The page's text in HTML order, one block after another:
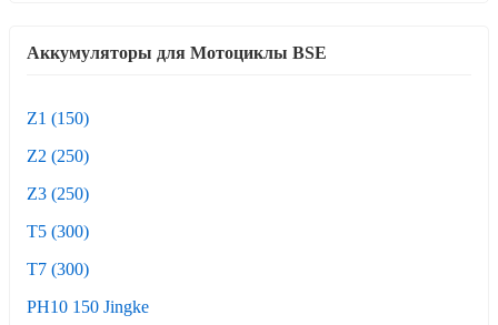
Аккумуляторы для Мотоциклы BSE
Z1 (150)
Z2 (250)
Z3 (250)
T5 (300)
T7 (300)
PH10 150 Jingke